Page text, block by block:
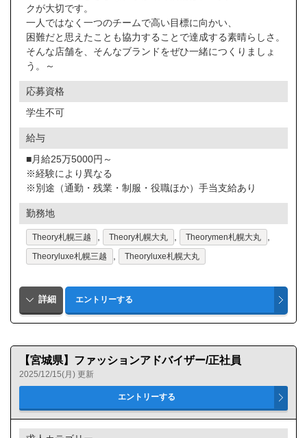
クが大切です。
一人ではなく一つのチームで高い目標に向かい、
困難だと思えたことも協力することで達成する素晴らしさ。
そんな店舗を、そんなブランドをぜひ一緒につくりましょ
う。～
応募資格
学生不可
給与
■月給25万5000円～
※経験により異なる
※別途（通勤・残業・制服・役職ほか）手当支給あり
勤務地
Theory札幌三越 Theory札幌大丸 Theorymen札幌大丸
Theoryluxe札幌三越 Theoryluxe札幌大丸
【宮城県】ファッションアドバイザー/正社員
2025/12/15(月) 更新